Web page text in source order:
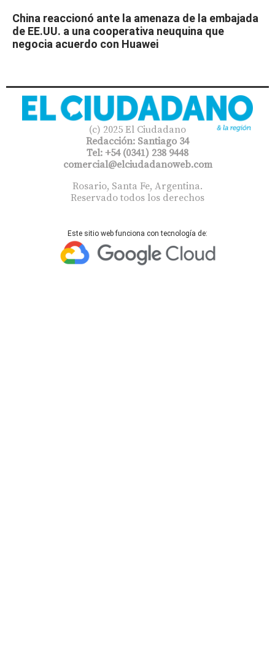
China reaccionó ante la amenaza de la embajada
de EE.UU. a una cooperativa neuquina que
negocia acuerdo con Huawei
(c) 2025 El Ciudadano
Redacción: Santiago 34
Tel: +54 (0341) 238 9448
comercial@elciudadanoweb.com​
Rosario, Santa Fe, Argentina.
Reservado todos los derechos
Este sitio web funciona con tecnología de: